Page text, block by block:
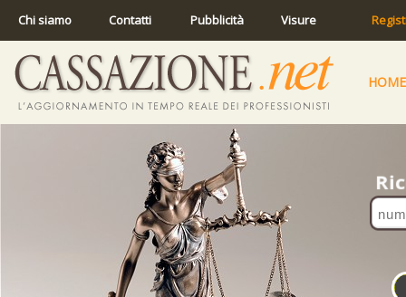
Chi siamo Contatti Pubblicità Visure
HOME